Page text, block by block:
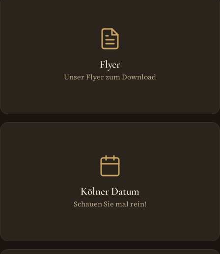
Flyer
Unser Flyer zum Download
Kölner Datum
Schauen Sie mal rein!